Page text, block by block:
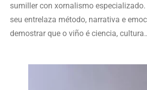
sumiller con xornalismo
seu entrelaza método, narrativa e
demostrar que o viño é ciencia,